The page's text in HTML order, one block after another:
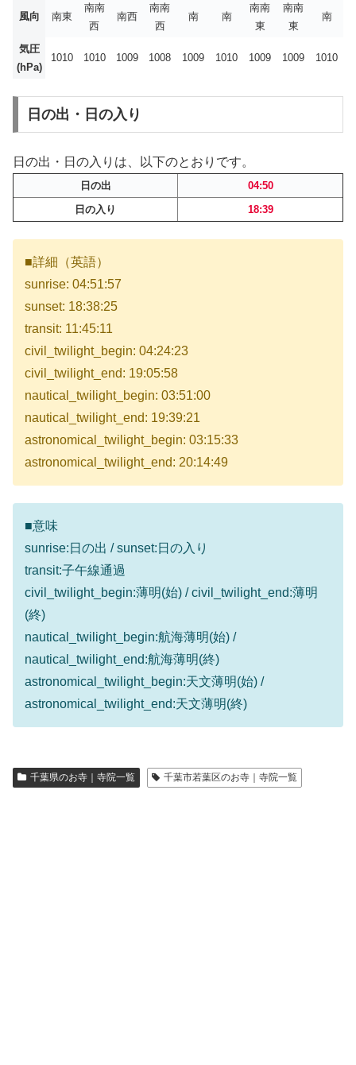
風向 南東
南南
西
南西
南南
西
南 南
南南
東
南南
東
南
気圧
(hPa)
1010 1010 1009 1008 1009 1010 1009 1009 1010
日の出・日の入り
日の出・日の入りは、以下のとおりです。
日の出
04:50
日の入り
18:39
■詳細（英語）
sunrise: 04:51:57
sunset: 18:38:25
transit: 11:45:11
civil_twilight_begin: 04:24:23
civil_twilight_end: 19:05:58
nautical_twilight_begin: 03:51:00
nautical_twilight_end: 19:39:21
astronomical_twilight_begin: 03:15:33
astronomical_twilight_end: 20:14:49
■意味
sunrise:日の出 / sunset:日の入り
transit:子午線通過
civil_twilight_begin:薄明(始) / civil_twilight_end:薄明
(終)
nautical_twilight_begin:航海薄明(始) /
nautical_twilight_end:航海薄明(終)
astronomical_twilight_begin:天文薄明(始) /
astronomical_twilight_end:天文薄明(終)
千葉県のお寺｜寺院一覧 千葉市若葉区のお寺｜寺院一覧